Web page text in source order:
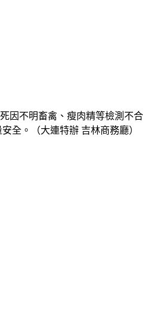
因不明畜禽、瘦肉精等檢測不合
全。（大連特辦 吉林商務廳）